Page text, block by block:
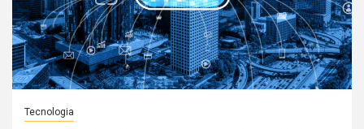
Tecnologia